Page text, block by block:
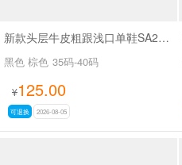
新款头层牛皮粗跟浅口单鞋SA26339
黑色 棕色 35码-40码
¥125.00
可退换 2026-08-05